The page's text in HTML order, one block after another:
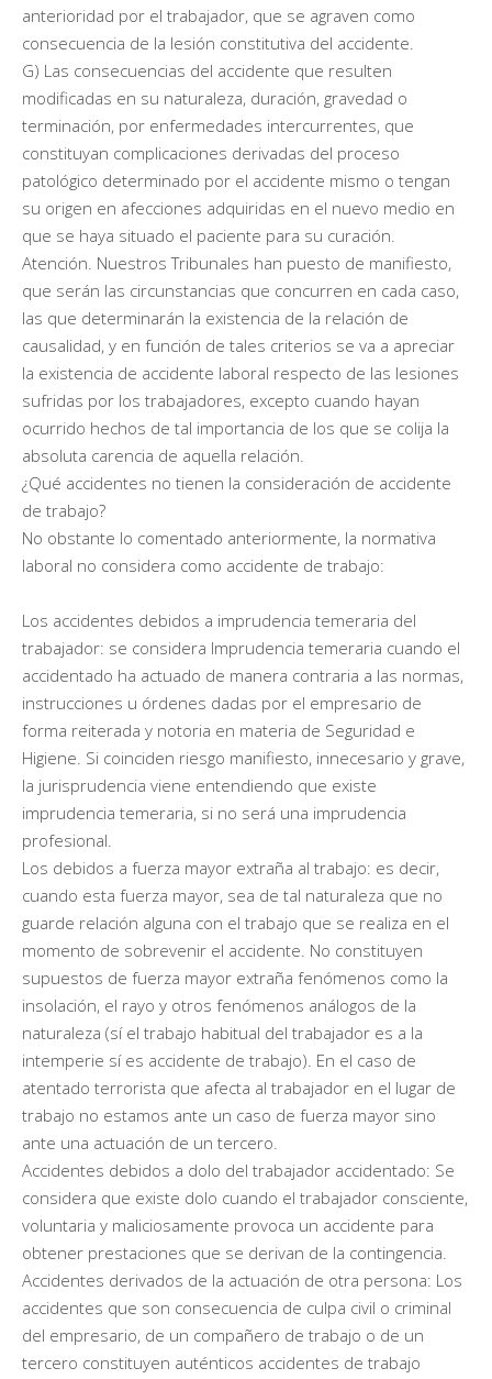
anterioridad por el trabajador, que se agraven como
consecuencia de la lesión constitutiva del accidente.
G) Las consecuencias del accidente que resulten
modificadas en su naturaleza, duración, gravedad o
terminación, por enfermedades intercurrentes, que
constituyan complicaciones derivadas del proceso
patológico determinado por el accidente mismo o tengan
su origen en afecciones adquiridas en el nuevo medio en
que se haya situado el paciente para su curación.
Atención. Nuestros Tribunales han puesto de manifiesto,
que serán las circunstancias que concurren en cada caso,
las que determinarán la existencia de la relación de
causalidad, y en función de tales criterios se va a apreciar
la existencia de accidente laboral respecto de las lesiones
sufridas por los trabajadores, excepto cuando hayan
ocurrido hechos de tal importancia de los que se colija la
absoluta carencia de aquella relación.
¿Qué accidentes no tienen la consideración de accidente
de trabajo?
No obstante lo comentado anteriormente, la normativa
laboral no considera como accidente de trabajo:
Los accidentes debidos a imprudencia temeraria del
trabajador: se considera Imprudencia temeraria cuando el
accidentado ha actuado de manera contraria a las normas,
instrucciones u órdenes dadas por el empresario de
forma reiterada y notoria en materia de Seguridad e
Higiene. Si coinciden riesgo manifiesto, innecesario y grave,
la jurisprudencia viene entendiendo que existe
imprudencia temeraria, si no será una imprudencia
profesional.
Los debidos a fuerza mayor extraña al trabajo: es decir,
cuando esta fuerza mayor, sea de tal naturaleza que no
guarde relación alguna con el trabajo que se realiza en el
momento de sobrevenir el accidente. No constituyen
supuestos de fuerza mayor extraña fenómenos como la
insolación, el rayo y otros fenómenos análogos de la
naturaleza (sí el trabajo habitual del trabajador es a la
intemperie sí es accidente de trabajo). En el caso de
atentado terrorista que afecta al trabajador en el lugar de
trabajo no estamos ante un caso de fuerza mayor sino
ante una actuación de un tercero.
Accidentes debidos a dolo del trabajador accidentado: Se
considera que existe dolo cuando el trabajador consciente,
voluntaria y maliciosamente provoca un accidente para
obtener prestaciones que se derivan de la contingencia.
Accidentes derivados de la actuación de otra persona: Los
accidentes que son consecuencia de culpa civil o criminal
del empresario, de un compañero de trabajo o de un
tercero constituyen auténticos accidentes de trabajo